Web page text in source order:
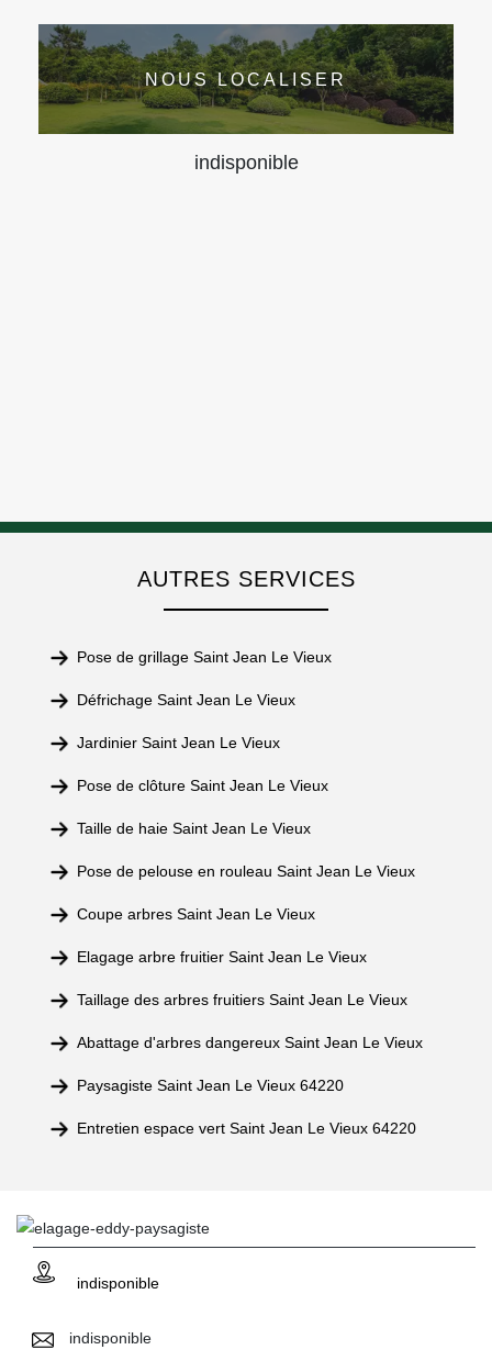
NOUS LOCALISER
indisponible
AUTRES SERVICES
Pose de grillage Saint Jean Le Vieux
Défrichage Saint Jean Le Vieux
Jardinier Saint Jean Le Vieux
Pose de clôture Saint Jean Le Vieux
Taille de haie Saint Jean Le Vieux
Pose de pelouse en rouleau Saint Jean Le Vieux
Coupe arbres Saint Jean Le Vieux
Elagage arbre fruitier Saint Jean Le Vieux
Taillage des arbres fruitiers Saint Jean Le Vieux
Abattage d'arbres dangereux Saint Jean Le Vieux
Paysagiste Saint Jean Le Vieux 64220
Entretien espace vert Saint Jean Le Vieux 64220
indisponible
indisponible